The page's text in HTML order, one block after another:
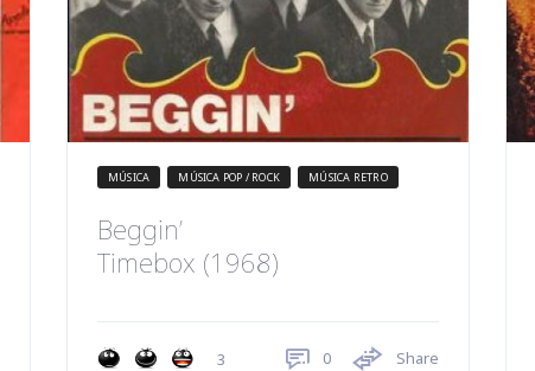
MÚSICA MÚSICA POP / ROCK MÚSICA RETRO
Beggin’
Timebox (1968)
3 0 Share